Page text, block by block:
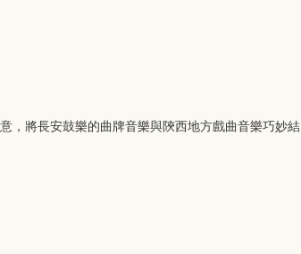
，將長安鼓樂的曲牌音樂與陝西地方戲曲音樂巧妙結